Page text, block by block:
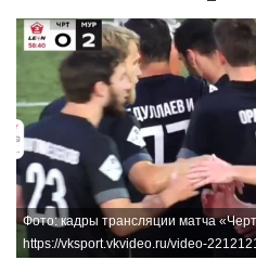
Фото: кадры трансляции матча
https://vksport.vkvideo.ru/video-